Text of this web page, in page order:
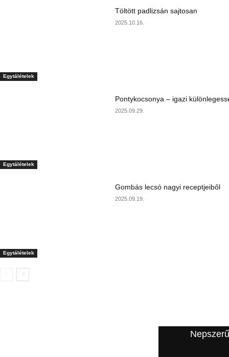
Egytálételek
Töltött padlizsán sajtosan
2025.10.16.
Egytálételek
Pontykocsonya – igazi
2025.09.29.
Egytálételek
Gombás lecsó nagyi receptjeiből
2025.09.19.